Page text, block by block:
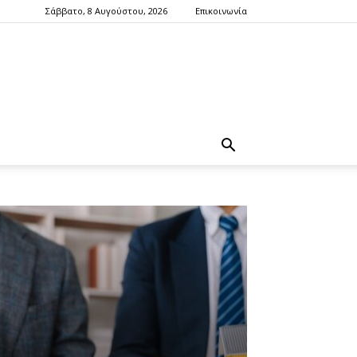
Σάββατο, 8 Αυγούστου, 2026 Επικοινωνία